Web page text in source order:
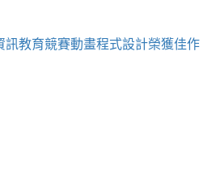
教育競賽動畫程式設計榮獲佳作